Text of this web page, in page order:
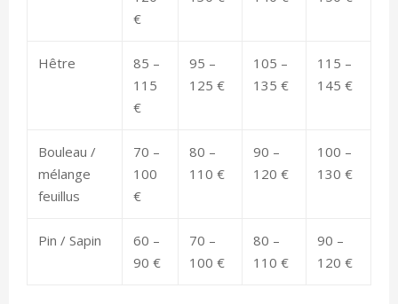
€
Hêtre
85 –
115
€
95 –
125 €
105 –
135 €
115 –
145 €
Bouleau /
mélange
feuillus
70 –
100
€
80 –
110 €
90 –
120 €
100 –
130 €
Pin / Sapin
60 –
90 €
70 –
100 €
80 –
110 €
90 –
120 €